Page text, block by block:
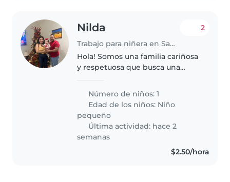
Nilda
Trabajo para niñera en San Salvador
2
Hola! Somos una familia cariñosa
y respetuosa que busca una
para cuidar a nuestro bebé de 1
año. Buscamos a alguien
paciente, de confianza y con
experiencia..
Número de niños: 1
Edad de los niños: Niño
pequeño
Última actividad: hace 2
semanas
$2.50/hora